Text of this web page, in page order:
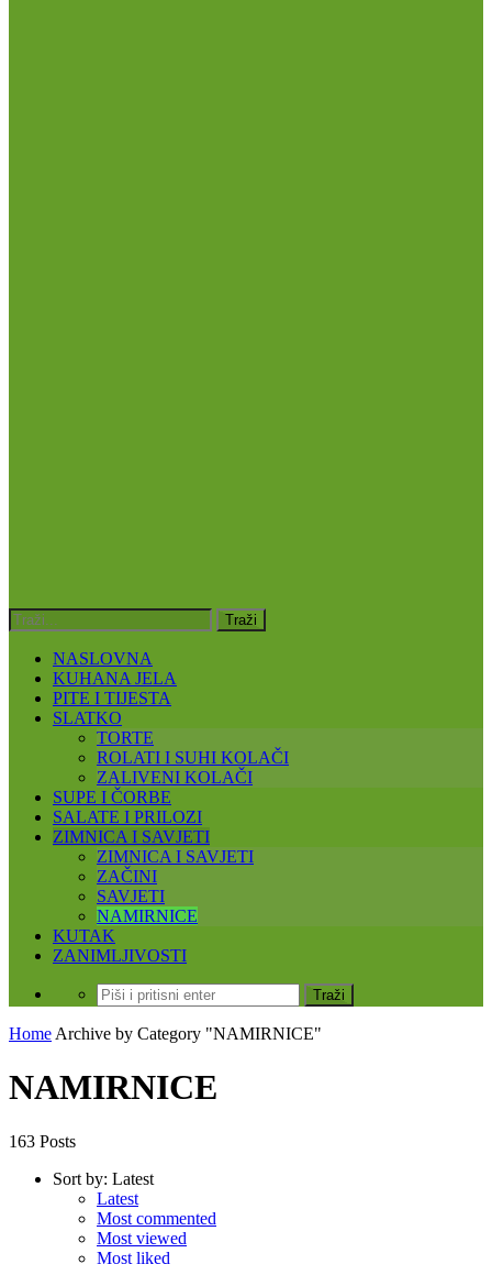
NASLOVNA
KUHANA JELA
PITE I TIJESTA
SLATKO
TORTE
ROLATI I SUHI KOLAČI
ZALIVENI KOLAČI
SUPE I ČORBE
SALATE I PRILOZI
ZIMNICA I SAVJETI
ZIMNICA I SAVJETI
ZAČINI
SAVJETI
NAMIRNICE
KUTAK
ZANIMLJIVOSTI
Home Archive by Category "NAMIRNICE"
NAMIRNICE
163 Posts
Sort by: Latest
Latest
Most commented
Most viewed
Most liked